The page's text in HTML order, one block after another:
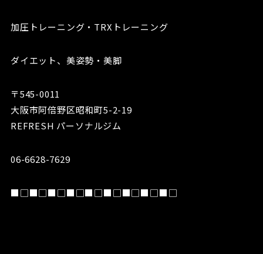
加圧トレーニング・TRXトレーニング
ダイエット、美姿勢・美脚
〒545-0011
大阪市阿倍野区昭和町5-2-19
REFRESH パーソナルジム
06-6628-7629
■□■□■□■□■□■□■□■□■□